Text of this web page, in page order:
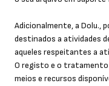
Adicionalmente, a Dolu.,
destinados a atividades
aqueles respeitantes a
O registo e o tratamento
meios e recursos